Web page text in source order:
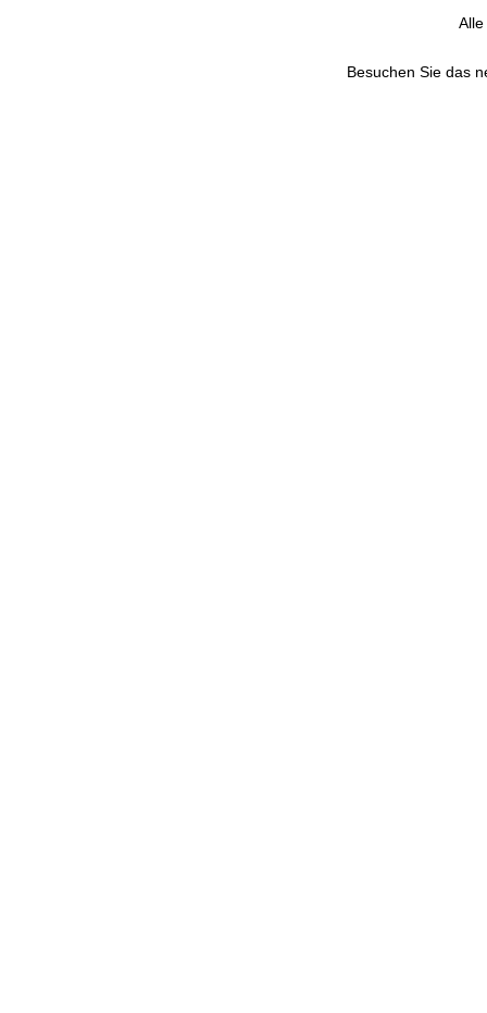
Besuchen Sie das